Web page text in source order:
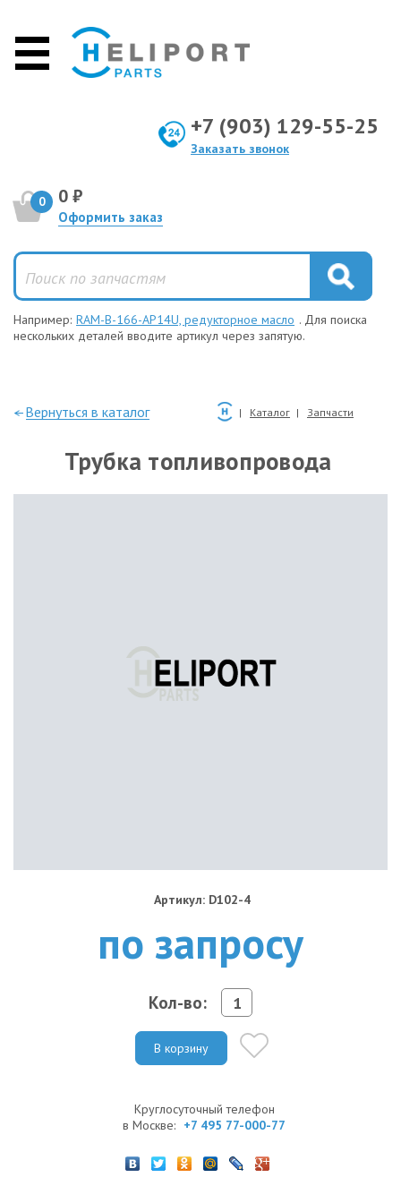
+7 (903) 129-55-25
Заказать звонок
0 0 ₽
Оформить заказ
Например: RAM-B-166-AP14U, редукторное масло . Для поиска
нескольких деталей вводите артикул через запятую.
—Вернуться в каталог Каталог Запчасти
Трубка топливопровода
Артикул: D102-4
по запросу
Кол-во:
В корзину
Круглосуточный телефон
в Москве: +7 495 77-000-77